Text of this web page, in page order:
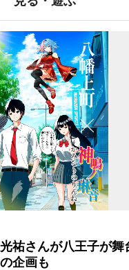
祐さんが八王子が舞
企画も